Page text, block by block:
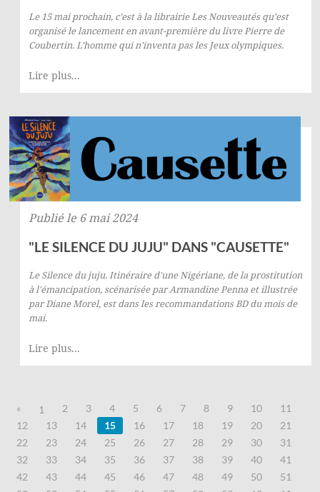
Le 15 mai prochain, c’est à la librairie Les Nouveautésqu’est
organisé le lancement en avant-première du livre Pierre de
Coubertin. L’homme qui n’inventa pas les Jeux olympiques.
Lire plus...
Publié le 6 mai 2024
"LE SILENCE DU JUJU" DANS "CAUSETTE"
Le Silence du juju. Itinéraire d'une Nigériane, de la prostitution
à l'émancipation, scénarisée par Armandine Penna et illustrée
par Diane Morel, est dans les recommandations BD du mois de
mai.
Lire plus...
« 1 2 3 4 5 6 7 8 9 10
11
12
13 14 15 16 17 18 19 20
21
22
23 24 25 26 27 28 29 30
31
32
33 34 35 36 37 38 39 40
41
42
43 44 45 46 47 48 49 50
51